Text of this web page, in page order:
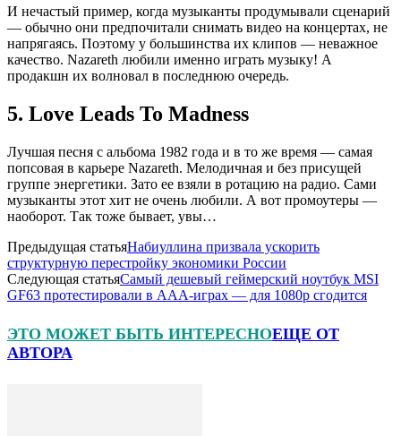
И нечастый пример, когда музыканты продумывали сценарий
— обычно они предпочитали снимать видео на концертах, не
напрягаясь. Поэтому у большинства их клипов — неважное
качество. Nazareth любили именно играть музыку! А
продакшн их волновал в последнюю очередь.
5. Love Leads To Madness
Лучшая песня с альбома 1982 года и в то же время — самая
попсовая в карьере Nazareth. Мелодичная и без присущей
группе энергетики. Зато ее взяли в ротацию на радио. Сами
музыканты этот хит не очень любили. А вот промоутеры —
наоборот. Так тоже бывает, увы…
Предыдущая статьяНабиуллина призвала ускорить
структурную перестройку экономики России
Следующая статьяСамый дешевый геймерский ноутбук MSI
GF63 протестировали в ААА-играх — для 1080p сгодится
ЭТО МОЖЕТ БЫТЬ ИНТЕРЕСНОЕЩЕ ОТ
АВТОРА